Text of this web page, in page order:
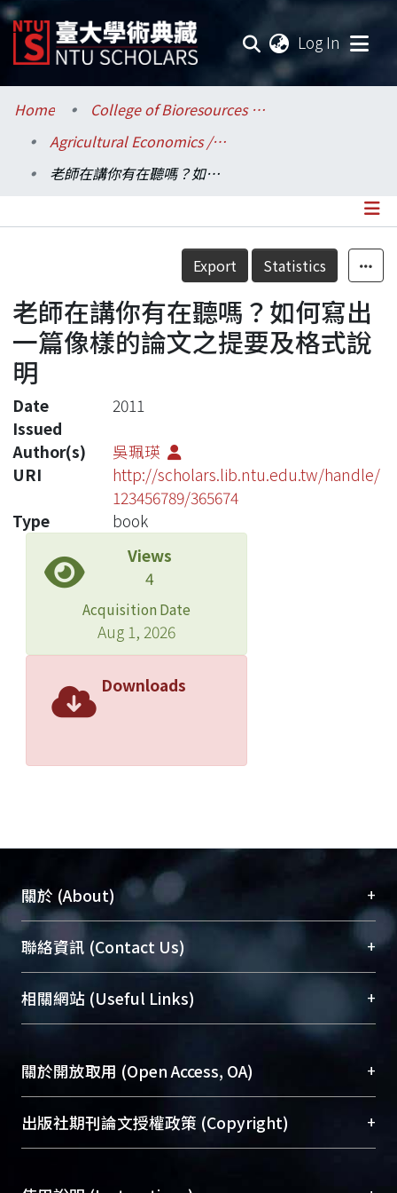
Log In
Communities & Collections
Research Outputs
Statistics
Home
College of Bioresources and Agriculture / 生物資源暨農學院
Agricultural Economics / 農業經濟學系
老師在講你有在聽嗎？如何寫出一篇像樣的論文之提要及格式說明
Details
Export Statistics
老師在講你有在聽嗎？如何寫出
一篇像樣的論文之提要及格式說
明
Date
Issued
2011
Author(s)
吳珮瑛
URI
http://scholars.lib.ntu.edu.tw/handle/
123456789/365674
Type
book
Views
4
Acquisition Date
Aug 1, 2026
Downloads
關於 (About) +
臺大位居世界頂尖大學之列，為永久珍藏及向國際
展現本校豐碩的研究成果及學術能量，圖書館整合
機構典藏（NTUR）與學術庫（AH）不同功能平
台，成為臺大學術典藏NTU scholars。期能整合研
究能量、促進交流合作、保存學術產出、推廣研究
成果。
To permanently archive and promote researcher
profiles and scholarly works, Library integrates the
services of “NTU Repository” with “Academic
聯絡資訊 (Contact Us) +
總館學科館員(Main Library)
醫學圖書館學科館員(Medical Library)
(Social
Sciences Library)
相關網站 (Useful Links) +
關於開放取用 (Open Access, OA) +
開放取用是從使用者角度提升資訊取用性的社會運
動，應用在學術研究上是透過將研究著作公開供使
出版社期刊論文授權政策 (Copyright) +